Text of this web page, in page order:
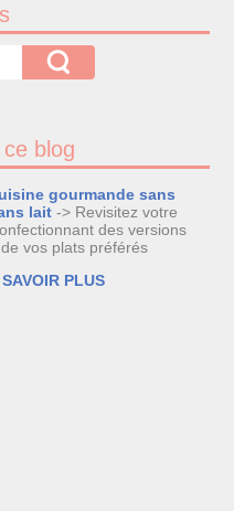
blog
gourmande sans
lait -> Revisitez votre
des versions
vos plats préférés
SAVOIR PLUS